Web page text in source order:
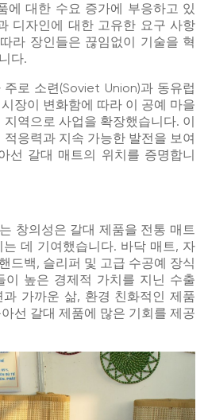
에 대한 수요 증가에 부응하고 있
디자인에 대한 고유한 요구 사항
라 장인들은 끊임없이 기술을 혁
다.
로 소련(Soviet Union)과 동유럽
장이 변화함에 따라 이 공예 마을
역으로 사업을 확장했습니다. 이
응력과 지속 가능한 발전을 보여
선 갈대 매트의 위치를 증명합니
창의성은 갈대 제품을 전통 매트
데 기여했습니다. 바닥 매트, 자
드백, 슬리퍼 및 고급 수공예 장식
이 높은 경제적 가치를 지닌 수출
과 가까운 삶, 환경 친화적인 제품
선 갈대 제품에 많은 기회를 제공